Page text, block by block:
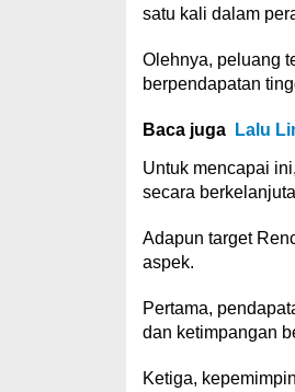
satu kali dalam
Olehnya, peluang
berpendapatan
Baca juga Lalu
Untuk mencapai
secara
Adapun target
aspek.
Pertama,
dan ketimpangan
Ketiga,